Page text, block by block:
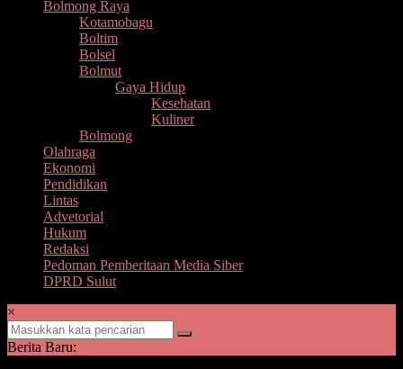
Bolmong Raya
Kotamobagu
Boltim
Bolsel
Bolmut
Gaya Hidup
Kesehatan
Kuliner
Bolmong
Olahraga
Ekonomi
Pendidikan
Lintas
Advetorial
Hukum
Redaksi
Pedoman Pemberitaan Media Siber
DPRD Sulut
×
Berita Baru: